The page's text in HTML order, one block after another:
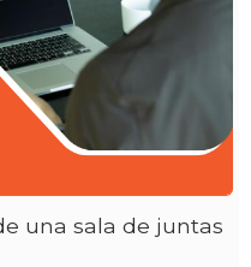
una sala de juntas